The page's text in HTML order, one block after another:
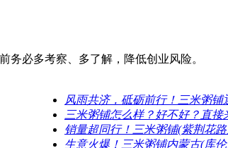
务必多考察、多了解，降低创业风险。
风雨共济，砥砺前行！三米粥铺
三米粥铺怎么样？好不好？直接
销量超同行！三米粥铺(紫荆花
生意火爆！三米粥铺内蒙古(库